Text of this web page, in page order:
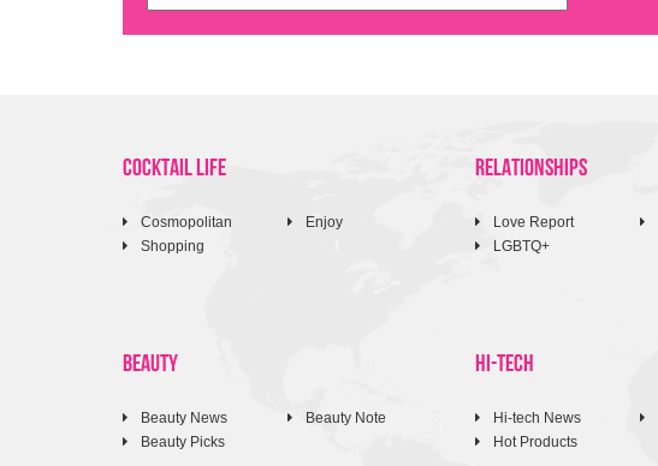
COCKTAIL LIFE
Cosmopolitan
Shopping
Enjoy
RELATIONSHIPS
Love Report
LGBTQ+
BEAUTY
Beauty News
Beauty Picks
Beauty Note
HI-TECH
Hi-tech News
Hot Products